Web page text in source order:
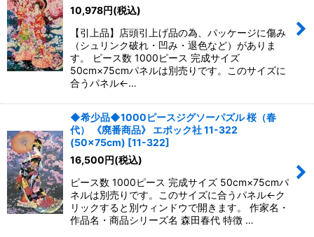
10,978円(税込)
【引上品】店頭引上げ品の為、パッケージに傷み
（シュリンク破れ・凹み・退色など）がありま
す。 ピース数 1000ピース 完成サイズ
50cm×75cmパネルは別売りです。このサイズに
合うパネル←…
◆希少品◆1000ピースジグソーパズル 桜（春
代） 《廃番商品》 エポック社 11-322
(50×75cm) [11-322]
16,500円(税込)
ピース数 1000ピース 完成サイズ 50cm×75cmパ
ネルは別売りです。このサイズに合うパネル←ク
リックすると別ウィンドウで開きます。 作家名・
作品名・商品シリーズ名 森田春代 特徴 …